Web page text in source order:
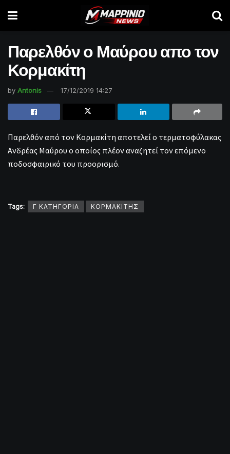
Παρελθόν ο Μαύρου απο τον
Κορμακίτη
by Antonis 17/12/2019 14:27
Παρελθόν από τον Κορμακίτη αποτελεί ο τερματοφύλακας
Ανδρέας Μαύρου ο οποίος πλέον αναζητεί τον επόμενο
ποδοσφαιρικό του προορισμό.
Tags: Γ ΚΑΤΗΓΟΡΙΑ ΚΟΡΜΑΚΙΤΗΣ